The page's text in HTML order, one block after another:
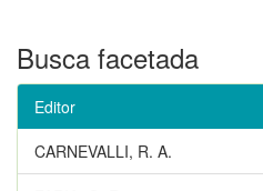
Busca facetada
Editor
CARNEVALLI, R. A.